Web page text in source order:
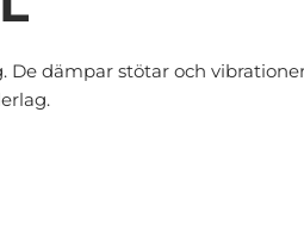
dämpar stötar och